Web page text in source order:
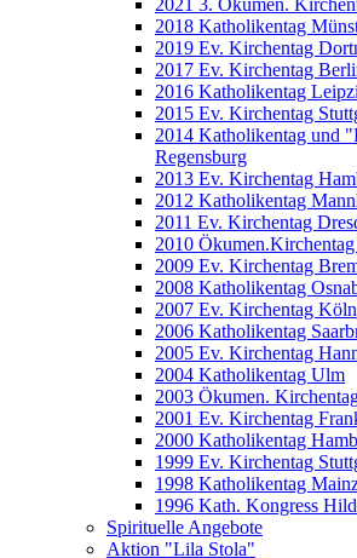
2021 3. Ökumen.
2018 Katholikentag
2019 Ev. Kirchentag
2017 Ev. Kirchentag
2016 Katholikentag
2015 Ev. Kirchentag
2014 Katholikentag und
Regensburg
2013 Ev. Kirchentag
2012 Katholikentag
2011 Ev. Kirchentag
2010
2009 Ev. Kirchentag
2008 Katholikentag
2007 Ev. Kirchentag Köln
2006 Katholikentag
2005 Ev. Kirchentag
2004 Katholikentag Ulm
2003 Ökumen.
2001 Ev. Kirchentag
2000 Katholikentag
1999 Ev. Kirchentag
1998 Katholikentag
1996 Kath. Kongress
Spirituelle Angebote
Aktion "Lila Stola"